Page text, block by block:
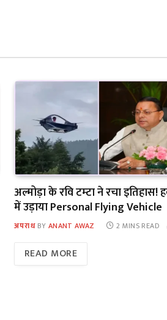
अल्मोड़ा के रवि टम्टा ने रचा इतिहास!
में उड़ाया Personal Flying Vehicle
अपराध BY ANANT AWAZ 2 MINS READ
READ MORE